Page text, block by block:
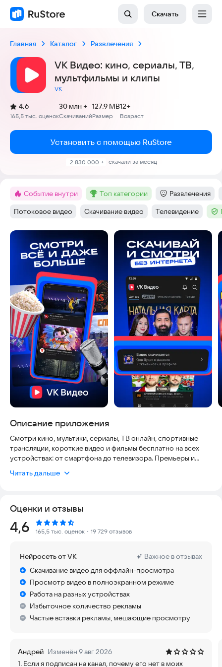
Скачать
Главная Каталог Развлечения
VK Видео: кино, сериалы, ТВ,
мультфильмы и клипы
VK
Рейтинг:
4,6
(
165,5 тыс. оценок
)
Скачиваний
30 млн +
Размер
127.9 MB
Возраст
12+
Установить с помощью RuStore
2 830 000 + скачали за месяц
Метка:
Событие внутри Метка:
топ категории Категория:
Развлечения
Тег:
Потоковое видео Тег:
Скачивание видео Тег:
Телевидение Тег
Скриншоты
Описание приложения
Смотри кино, мультики, сериалы, ТВ онлайн, спортивные
трансляции, короткие видео и фильмы бесплатно на всех
устройствах: от смартфона до телевизора. Премьеры и
девайсе!
просмотр ТВ, новинки кино и сериалов, познавательные и
развлекательные видео, мультики для детей (без интернета),
эксклюзивный контент, спортивные трансляции и смешные
клипы ждут тебя. Ты можешь скачать видео для офлайн
Смотрите всё и даже больше:
• регулярные громкие премьеры российских и зарубежных
фильмов и кино, которые выходят на нашей платформе
раньше, чем где-либо;
жанров, которые ещё предстоит оценить зрителю;
Читать дальше
Оценки и отзывы
Рейтинг:
4,6 165,5 тыс. оценок ・19 729 отзывов
Нейросеть от VK
Важное в отзывах
Скачивание видео для оффлайн-просмотра
Просмотр видео в полноэкранном режиме
Работа на разных устройствах
Избыточное количество рекламы
Частые вставки рекламы, мешающие просмотру
Андрей Изменён 9 авг 2026
1. Если я подписан на канал, почему его нет в моих